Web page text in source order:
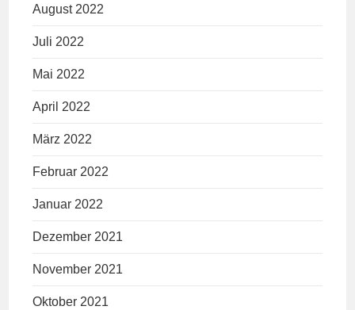
August 2022
Juli 2022
Mai 2022
April 2022
März 2022
Februar 2022
Januar 2022
Dezember 2021
November 2021
Oktober 2021